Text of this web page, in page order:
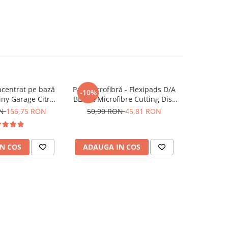
pe bază
Garage Citrus
TFR (5L)
166,75 RON
COS
-10%
Pad microfibră - Flexipads D/A
BLACK Microfibre Cutting Disc
5" (125mm)
50,90 RON45,81 RON
ADAUGA IN COS